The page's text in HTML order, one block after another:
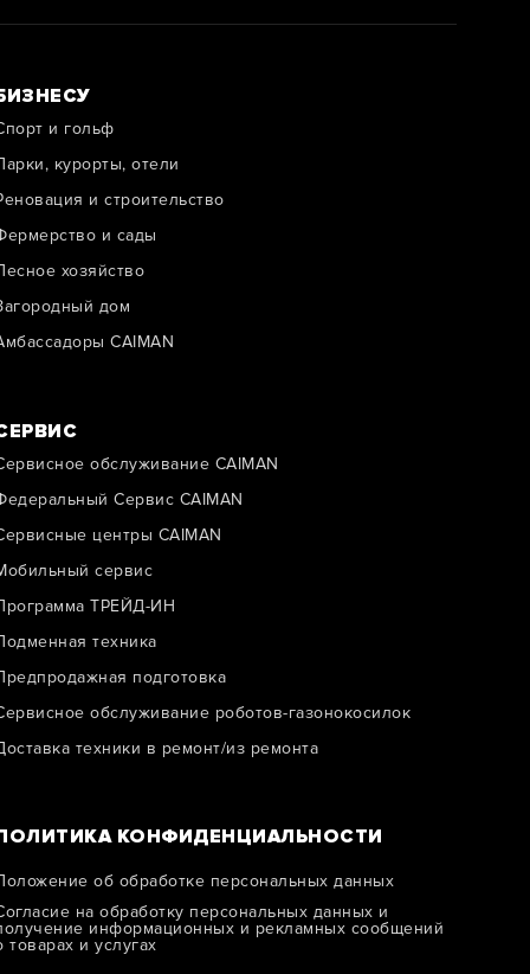
и гольф
курорты, отели
и строительство
и сады
хозяйство
дом
CAIMAN
обслуживание CAIMAN
Сервис CAIMAN
центры CAIMAN
сервис
ТРЕЙД-ИН
техника
подготовка
обслуживание роботов-газонокосилок
техники в ремонт/из ремонта
КОНФИДЕНЦИАЛЬНОСТИ
об обработке персональных данных
на обработку персональных данных и
информационных и рекламных сообщений
товарах и услугах